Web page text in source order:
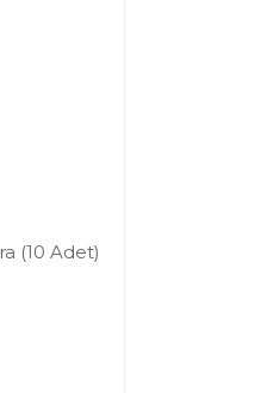
(10 Adet)